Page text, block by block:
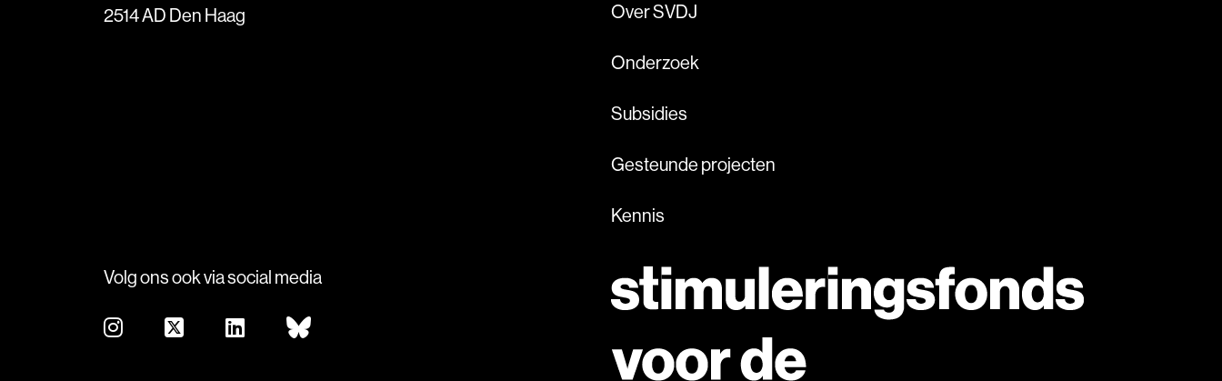
2514 AD Den Haag
Over SVDJ
Onderzoek
Subsidies
Gesteunde projecten
Kennis
Volg ons ook via social media